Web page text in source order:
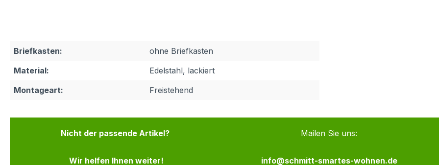
Briefkasten:
ohne Briefkasten
Material:
Edelstahl, lackiert
Montageart:
Freistehend
Nicht der passende Artikel?
Wir helfen Ihnen weiter!
Mailen Sie uns:
info@schmitt-smartes-wohnen.de